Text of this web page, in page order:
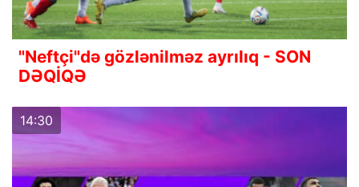
"Neftçi"də gözlənilməz ayrılıq - SON
DƏQİQƏ
14:30